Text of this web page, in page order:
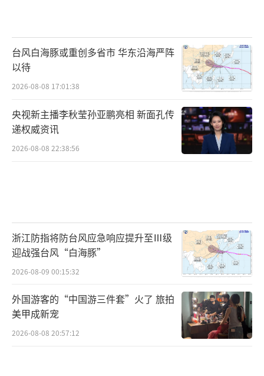
台风白海豚或重创多省市 华东沿海严阵
以待
2026-08-08 17:01:38
央视新主播李秋莹孙亚鹏亮相 新面孔传
递权威资讯
2026-08-08 22:38:56
浙江防指将防台风应急响应提升至Ⅲ级
迎战强台风“白海豚”
2026-08-09 00:15:32
外国游客的“中国游三件套”火了 旅拍
美甲成新宠
2026-08-08 20:57:12